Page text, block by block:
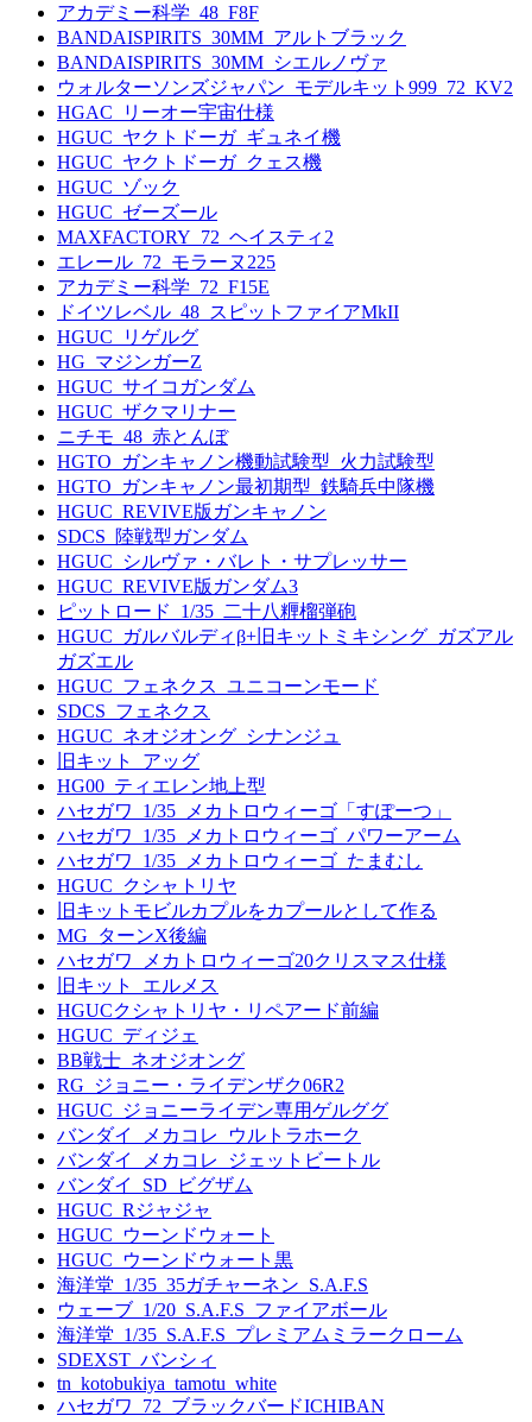
アカデミー科学_48_F8F
BANDAISPIRITS_30MM_アルトブラック
BANDAISPIRITS_30MM_シエルノヴァ
ウォルターソンズジャパン_モデルキット999_72_KV2
HGAC_リーオー宇宙仕様
HGUC_ヤクトドーガ_ギュネイ機
HGUC_ヤクトドーガ_クェス機
HGUC_ゾック
HGUC_ゼーズール
MAXFACTORY_72_ヘイスティ2
エレール_72_モラーヌ225
アカデミー科学_72_F15E
ドイツレベル_48_スピットファイアMkII
HGUC_リゲルグ
HG_マジンガーZ
HGUC_サイコガンダム
HGUC_ザクマリナー
ニチモ_48_赤とんぼ
HGTO_ガンキャノン機動試験型_火力試験型
HGTO_ガンキャノン最初期型_鉄騎兵中隊機
HGUC_REVIVE版ガンキャノン
SDCS_陸戦型ガンダム
HGUC_シルヴァ・バレト・サプレッサー
HGUC_REVIVE版ガンダム3
ピットロード_1/35_二十八糎榴弾砲
HGUC_ガルバルディβ+旧キットミキシング_ガズアル
ガズエル
HGUC_フェネクス_ユニコーンモード
SDCS_フェネクス
HGUC_ネオジオング_シナンジュ
旧キット_アッグ
HG00_ティエレン地上型
ハセガワ_1/35_メカトロウィーゴ「すぽーつ」
ハセガワ_1/35_メカトロウィーゴ_パワーアーム
ハセガワ_1/35_メカトロウィーゴ_たまむし
HGUC_クシャトリヤ
旧キットモビルカプルをカプールとして作る
MG_ターンX後編
ハセガワ_メカトロウィーゴ20クリスマス仕様
旧キット_エルメス
HGUCクシャトリヤ・リペアード前編
HGUC_ディジェ
BB戦士_ネオジオング
RG_ジョニー・ライデンザク06R2
HGUC_ジョニーライデン専用ゲルググ
バンダイ_メカコレ_ウルトラホーク
バンダイ_メカコレ_ジェットビートル
バンダイ_SD_ビグザム
HGUC_Rジャジャ
HGUC_ウーンドウォート
HGUC_ウーンドウォート黒
海洋堂_1/35_35ガチャーネン_S.A.F.S
ウェーブ_1/20_S.A.F.S_ファイアボール
海洋堂_1/35_S.A.F.S_プレミアムミラークローム
SDEXST_バンシィ
tn_kotobukiya_tamotu_white
ハセガワ_72_ブラックバードICHIBAN